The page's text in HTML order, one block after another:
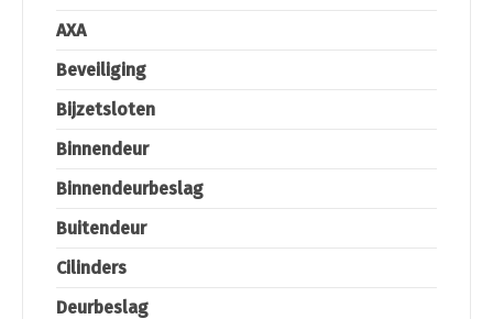
AXA
Beveiliging
Bijzetsloten
Binnendeur
Binnendeurbeslag
Buitendeur
Cilinders
Deurbeslag